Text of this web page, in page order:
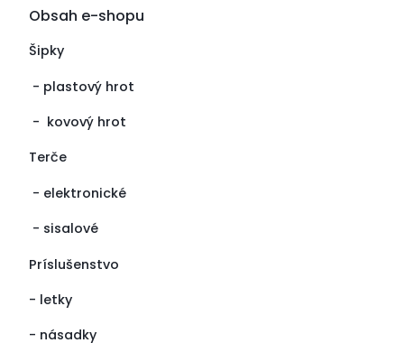
Obsah e-shopu
Šipky
- plastový hrot
- kovový hrot
Terče
- elektronické
- sisalové
Príslušenstvo
- letky
- násadky